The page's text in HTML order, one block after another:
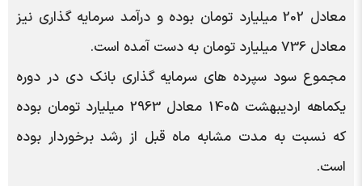
معادل 202 میلیارد تومان بوده و درآمد سرمایه گذاری نیز
معادل 736 میلیارد تومان به دست آمده است.
مجموع سود سپرده های سرمایه گذاری بانک دی در دوره
یکماهه اردیبهشت 1405 معادل 2963 میلیارد تومان بوده
که نسبت به مدت مشابه ماه قبل از رشد برخوردار بوده
است.